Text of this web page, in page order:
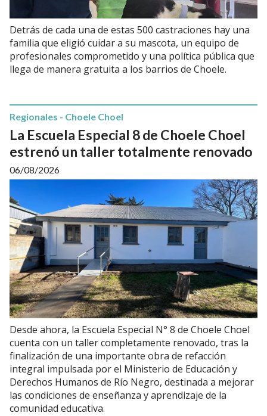
Detrás de cada una de estas 500 castraciones hay una
familia que eligió cuidar a su mascota, un equipo de
profesionales comprometido y una política pública que
llega de manera gratuita a los barrios de Choele.
La Escuela Especial 8 de Choele Choel
estrenó un taller totalmente renovado
Regionales - Choele Choel
06/08/2026
Desde ahora, la Escuela Especial N° 8 de Choele Choel
cuenta con un taller completamente renovado, tras la
finalización de una importante obra de refacción
integral impulsada por el Ministerio de Educación y
Derechos Humanos de Río Negro, destinada a mejorar
las condiciones de enseñanza y aprendizaje de la
comunidad educativa.